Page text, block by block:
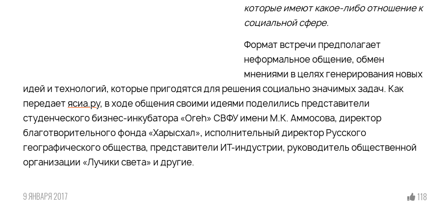
которые имеют какое-либо отношение к
социальной сфере.
Формат встречи предполагает
неформальное общение, обмен
мнениями в целях генерирования новых
идей и технологий, которые пригодятся для решения социально значимых задач. Как
передает ясиа.ру, в ходе общения своими идеями поделились представители
студенческого бизнес-инкубатора «Oreh» СВФУ имени М.К. Аммосова, директор
благотворительного фонда «Харысхал», исполнительный директор Русского
географического общества, представители ИТ-индустрии, руководитель общественной
организации «Лучики света» и другие.
9 ЯНВАРЯ 2017 118